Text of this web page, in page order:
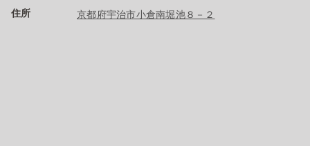
住所 京都府宇治市小倉南堀池８－２